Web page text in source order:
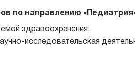
по направлению
здравоохранения;
исследовательская